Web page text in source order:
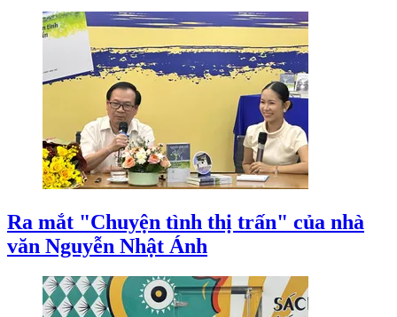
Ra mắt "Chuyện tình thị trấn" của nhà
văn Nguyễn Nhật Ánh